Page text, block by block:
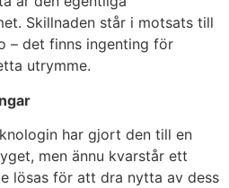
Skillnaden står i motsats till
– det finns ingenting för
utrymme.
har gjort den till en
men ännu kvarstår ett
lösas för att dra nytta av dess